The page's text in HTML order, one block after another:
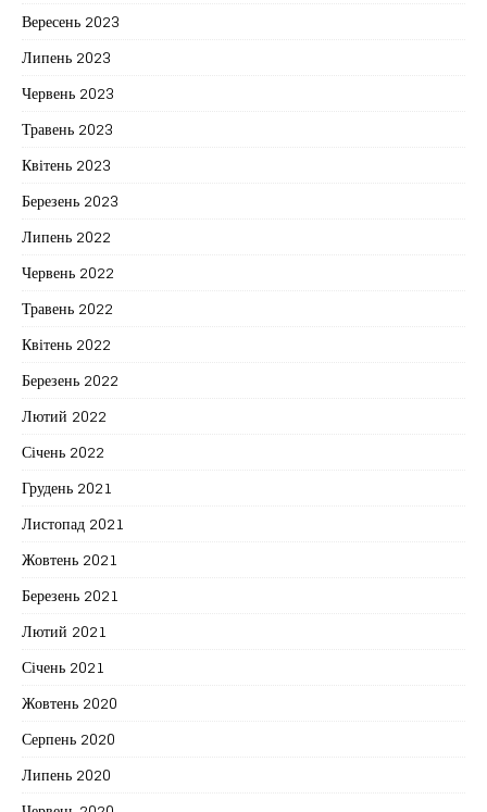
Вересень 2023
Липень 2023
Червень 2023
Травень 2023
Квітень 2023
Березень 2023
Липень 2022
Червень 2022
Травень 2022
Квітень 2022
Березень 2022
Лютий 2022
Січень 2022
Грудень 2021
Листопад 2021
Жовтень 2021
Березень 2021
Лютий 2021
Січень 2021
Жовтень 2020
Серпень 2020
Липень 2020